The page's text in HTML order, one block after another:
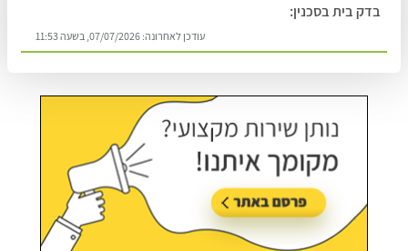
בדק בית בסכנין:
עודכן לאחרונה: 07/07/2026, בשעה 11:53